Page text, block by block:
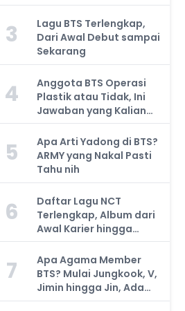
3
Lagu BTS Terlengkap,
Dari Awal Debut sampai
Sekarang
4
Anggota BTS Operasi
Plastik atau Tidak, Ini
Jawaban yang Kalian
Cari
5
Apa Arti Yadong di BTS?
ARMY yang Nakal Pasti
Tahu nih
6
Daftar Lagu NCT
Terlengkap, Album dari
Awal Karier hingga
Sekarang
7
Apa Agama Member
BTS? Mulai Jungkook, V,
Jimin hingga Jin, Ada
yang Atheis